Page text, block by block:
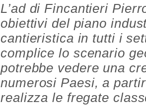
L’ad di Fincantieri
obiettivi del piano
cantieristica in tutti i
complice lo scenario
potrebbe vedere una
numerosi Paesi, a
realizza le fregate